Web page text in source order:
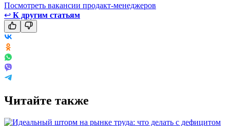
Посмотреть вакансии продакт-менеджеров
↩ К другим статьям
Читайте также